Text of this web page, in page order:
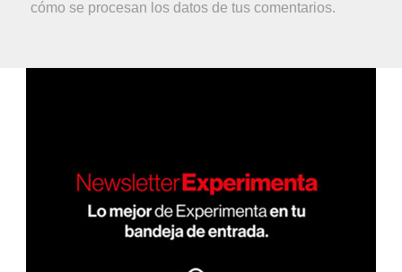
cómo se procesan los datos de tus comentarios.